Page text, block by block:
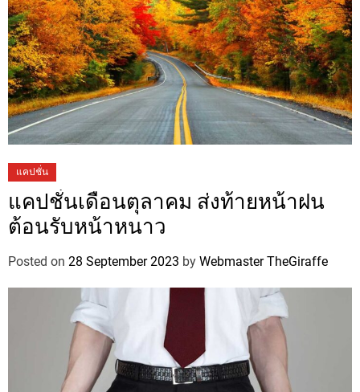
แคปชั่น
แคปชั่นเดือนตุลาคม ส่งท้ายหน้าฝน
ต้อนรับหน้าหนาว
Posted on 28 September 2023 by Webmaster TheGiraffe